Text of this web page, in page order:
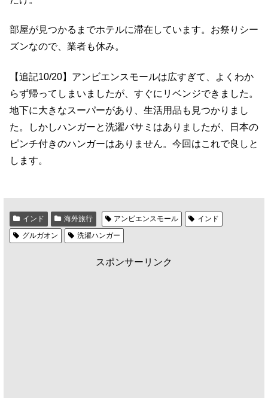
部屋が見つかるまでホテルに滞在しています。お祭りシー
ズンなので、業者も休み。
【追記10/20】アンビエンスモールは広すぎて、よくわか
らず帰ってしまいましたが、すぐにリベンジできました。
地下に大きなスーパーがあり、生活用品も見つかりまし
た。しかしハンガーと洗濯バサミはありましたが、日本の
ピンチ付きのハンガーはありません。今回はこれで良しと
します。
インド 海外旅行 アンビエンスモール
インド
グルガオン
洗濯ハンガー
スポンサーリンク